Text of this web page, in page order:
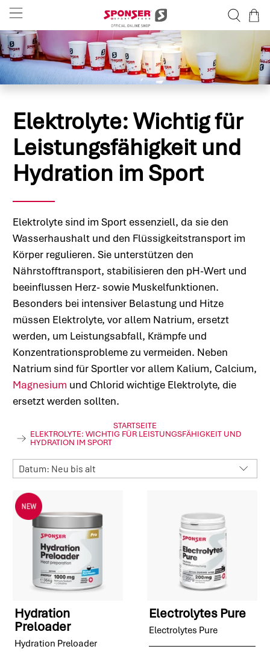
Elektrolyte: Wichtig für
Leistungsfähigkeit und
Hydration im Sport
Elektrolyte sind im Sport essenziell, da sie den
Wasserhaushalt und den Flüssigkeitstransport im
Körper regulieren. Sie unterstützen den
Nährstofftransport, stabilisieren den pH-Wert und
beeinflussen Herz- sowie Muskelfunktionen.
Besonders bei intensiver Belastung und Hitze
müssen Elektrolyte, vor allem Natrium, ersetzt
werden, um Leistungsabfall, Krämpfe und
Konzentrationsprobleme zu vermeiden. Neben
Natrium sind für Sportler vor allem Kalium, Calcium,
Magnesium und Chlorid wichtige Elektrolyte, die
ersetzt werden sollten.
STARTSEITE
ELEKTROLYTE: WICHTIG FÜR LEISTUNGSFÄHIGKEIT UND
HYDRATION IM SPORT
Hydration
Preloader
Hydration Preloader
Electrolytes Pure
Electrolytes Pure